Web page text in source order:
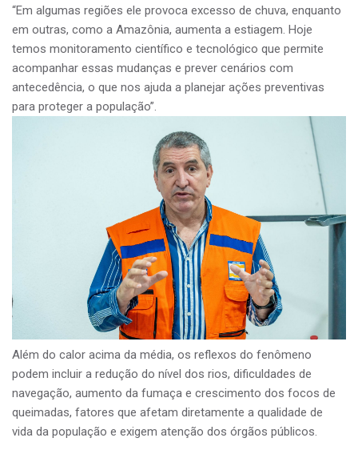
“Em algumas regiões ele provoca excesso de chuva, enquanto
em outras, como a Amazônia, aumenta a estiagem. Hoje
temos monitoramento científico e tecnológico que permite
acompanhar essas mudanças e prever cenários com
antecedência, o que nos ajuda a planejar ações preventivas
para proteger a população”.
Além do calor acima da média, os reflexos do fenômeno
podem incluir a redução do nível dos rios, dificuldades de
navegação, aumento da fumaça e crescimento dos focos de
queimadas, fatores que afetam diretamente a qualidade de
vida da população e exigem atenção dos órgãos públicos.